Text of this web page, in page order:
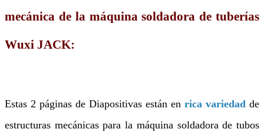
mecánica de la máquina soldadora de tuberías
Wuxi JACK:
Estas 2 páginas de Diapositivas están en rica variedad de
estructuras mecánicas para la máquina soldadora de tubos